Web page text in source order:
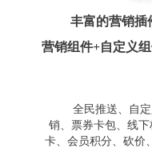
丰富的营销插
营销组件+自定义
全民推送、自
销、票券卡包、线
卡、会员积分、砍价